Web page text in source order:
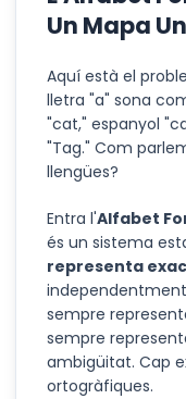
Un Mapa
Aquí està el
lletra "a" sona
"cat," espanyol
"Tag." Com
llengües?
Entra l'Alfabet
és un sistema
representa
sempre
sempre
ambigüitat. Cap
ortogràfiques.